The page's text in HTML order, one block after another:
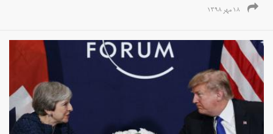
۱۸ مهر ۱۳۹۸